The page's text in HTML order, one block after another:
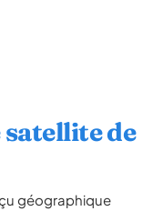
satellite de
géographique